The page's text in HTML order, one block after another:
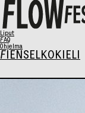
Liput
FAQ
Ohjelma
FI ENSELKOKIELI